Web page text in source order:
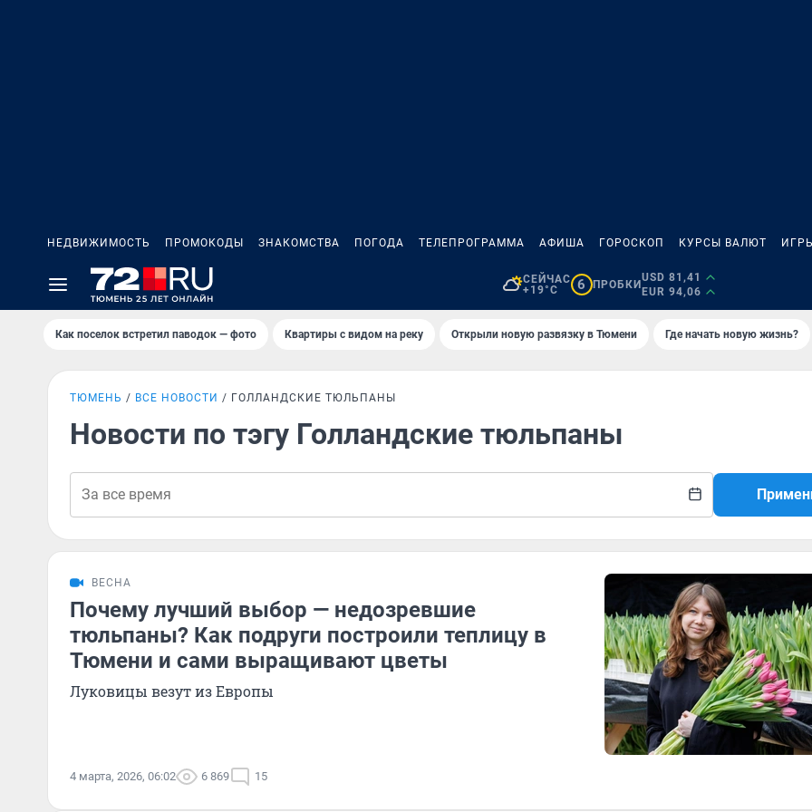
НЕДВИЖИМОСТЬ ПРОМОКОДЫ ЗНАКОМСТВА ПОГОДА ТЕЛЕПРОГРАММА АФИША ГОРОСКОП КУРСЫ ВАЛЮТ
СЕЙЧАС
+19°C
6 ПРОБКИ
USD 81,41
EUR 94,06
Как поселок встретил паводок — фото Квартиры с видом на реку Открыли новую развязку в Тюмени Где начать новую жизнь?
ТЮМЕНЬ ВСЕ НОВОСТИ ГОЛЛАНДСКИЕ ТЮЛЬПАНЫ
Новости по тэгу Голландские тюльпаны
ВЕСНА
Почему лучший выбор — недозревшие
тюльпаны? Как подруги построили теплицу в
Тюмени и сами выращивают цветы
Луковицы везут из Европы
4 марта, 2026, 06:02 6 869 15